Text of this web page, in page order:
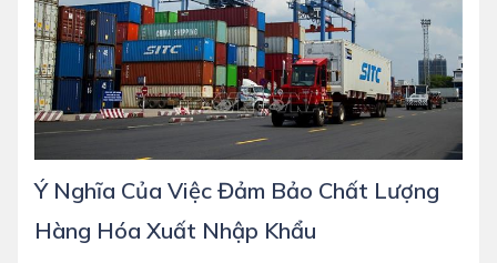
Ý Nghĩa Của Việc Đảm Bảo Chất Lượng
Hàng Hóa Xuất Nhập Khẩu